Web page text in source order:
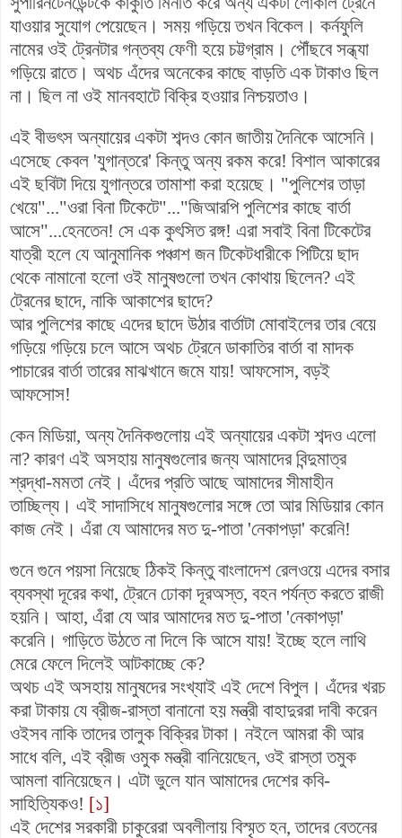
যাওয়ার সুযোগ পেয়েছেন। সময় গড়িয়ে তখন বিকেল। কর্নফুলি
নামের ওই ট্রেনটার গন্তব্য ফেণী হয়ে চট্টগ্রাম। পৌঁছবে সন্ধ্যা
গড়িয়ে রাতে। অথচ এঁদের অনেকের কাছে বাড়তি এক টাকাও ছিল
না। ছিল না ওই মানবহাটে বিক্রি হওয়ার নিশ্চয়তাও।
এই বীভৎস অন্যায়ের একটা শব্দও কোন জাতীয় দৈনিকে আসেনি।
এসেছে কেবল 'যুগান্তরে' কিন্তু অন্য রকম করে! বিশাল আকারের
এই ছবিটা দিয়ে যুগান্তরে তামাশা করা হয়েছে। "পুলিশের তাড়া
খেয়ে"..."ওরা বিনা টিকেটে"..."জিআরপি পুলিশের কাছে বার্তা
আসে"...হেনতেন! সে এক কুৎসিত রঙ্গ! এরা সবাই বিনা টিকেটের
যাত্রী হলে যে আনুমানিক পঞ্চাশ জন টিকেটধারীকে পিটিয়ে ছাদ
থেকে নামানো হলো ওই মানুষগুলো তখন কোথায় ছিলেন? এই
ট্রেনের ছাদে, নাকি আকাশের ছাদে?
আর পুলিশের কাছে এদের ছাদে উঠার বার্তাটা মোবাইলের তার বেয়ে
গড়িয়ে গড়িয়ে চলে আসে অথচ ট্রেনে ডাকাতির বার্তা বা মাদক
পাচারের বার্তা তারের মাঝখানে জমে যায়! আফসোস, বড়ই
আফসোস!
কেন মিডিয়া, অন্য দৈনিকগুলোয় এই অন্যায়ের একটা শব্দও এলো
না? কারণ এই অসহায় মানুষগুলোর জন্য আমাদের বিন্দুমাত্র
শ্রদ্ধা-মমতা নেই। এঁদের প্রতি আছে আমাদের সীমাহীন
তাচ্ছিল্য। এই সাদাসিধে মানুষগুলোর সঙ্গে তো আর মিডিয়ার কোন
কাজ নেই। এঁরা যে আমাদের মত দু-পাতা 'নেকাপড়া' করেনি!
গুনে গুনে পয়সা নিয়েছে ঠিকই কিন্তু বাংলাদেশ রেলওয়ে এদের বসার
ব্যবস্থা দূরের কথা, ট্রেনে ঢোকা দূরঅস্ত, বহন পর্যন্ত করতে রাজী
হয়নি। আহা, এঁরা যে আর আমাদের মত দু-পাতা 'নেকাপড়া'
করেনি। গাড়িতে উঠতে না দিলে কি আসে যায়! ইচ্ছে হলে লাথি
মেরে ফেলে দিলেই আটকাচ্ছে কে?
অথচ এই অসহায় মানুষদের সংখ্যাই এই দেশে বিপুল। এঁদের খরচ
করা টাকায় যে ব্রীজ-রাস্তা বানানো হয় মন্ত্রী বাহাদুররা দাবী করেন
ওইসব নাকি তাদের তালুক বিক্রির টাকা। নইলে আমরা কী আর
সাধে বলি, এই ব্রীজ ওমুক মন্ত্রী বানিয়েছেন, ওই রাস্তা তমুক
আমলা বানিয়েছেন। এটা ভুলে যান আমাদের দেশের কবি-
সাহিত্যিকও! [১]
এই দেশের সরকারী চাকুরেরা অবলীলায় বিস্মৃত হন, তাদের বেতনের